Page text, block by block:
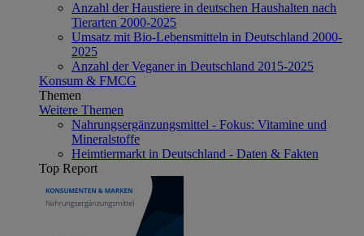
Anzahl der Haustiere in deutschen Haushalten nach
Tierarten 2000-2025
Umsatz mit Bio-Lebensmitteln in Deutschland 2000-
2025
Anzahl der Veganer in Deutschland 2015-2025
Konsum & FMCG
Themen
Weitere Themen
Nahrungsergänzungsmittel - Fokus: Vitamine und
Mineralstoffe
Heimtiermarkt in Deutschland - Daten & Fakten
Top Report